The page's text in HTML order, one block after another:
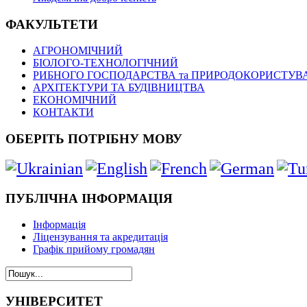
ФАКУЛЬТЕТИ
АГРОНОМІЧНИЙ
БІОЛОГО-ТЕХНОЛОГІЧНИЙ
РИБНОГО ГОСПОДАРСТВА та
АРХІТЕКТУРИ ТА БУДІВНИЦТВА
ЕКОНОМІЧНИЙ
КОНТАКТИ
ОБЕРІТЬ ПОТРІБНУ МОВУ
ПУБЛІЧНА ІНФОРМАЦІЯ
Інформація
Ліцензування та акредитація
Графік прийому громадян
УНІВЕРСИТЕТ